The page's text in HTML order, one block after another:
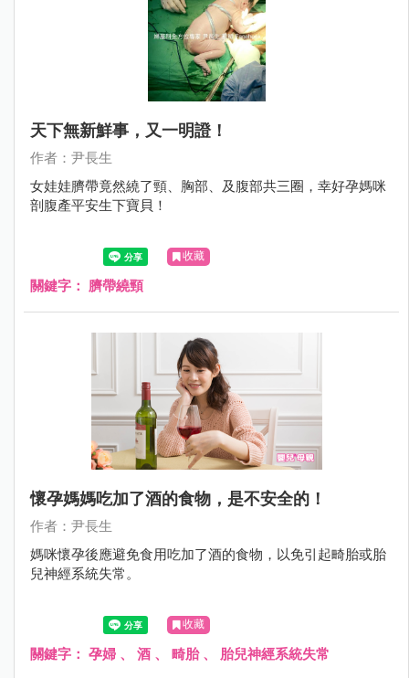
天下無新鮮事，又一明證！
作者：尹長生
女娃娃臍帶竟然繞了頸、胸部、及腹部共三圈，幸好孕媽咪
剖腹產平安生下寶貝！
收藏
關鍵字： 臍帶繞頸
懷孕媽媽吃加了酒的食物，是不安全的！
作者：尹長生
媽咪懷孕後應避免食用吃加了酒的食物，以免引起畸胎或胎
兒神經系統失常。
收藏
關鍵字： 孕婦 、 酒 、 畸胎、 胎兒神經系統失常